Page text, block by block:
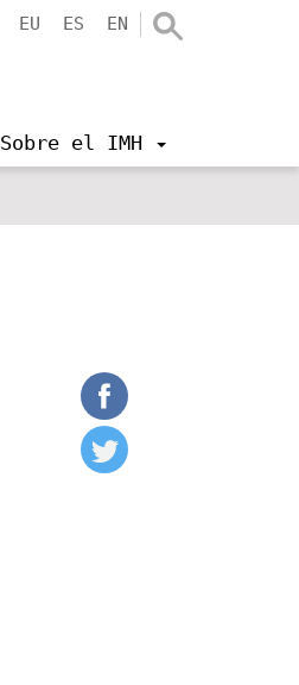
EU ES EN
Sobre el IMH